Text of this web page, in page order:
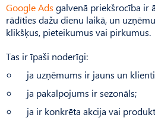
Google Ads galvenā priekšrocība ir
rādīties dažu dienu laikā, un
klikšķus, pieteikumus vai pirkumus.
Tas ir īpaši noderīgi:
ja uzņēmums ir jauns un
ja pakalpojums ir sezonāls;
ja ir konkrēta akcija vai